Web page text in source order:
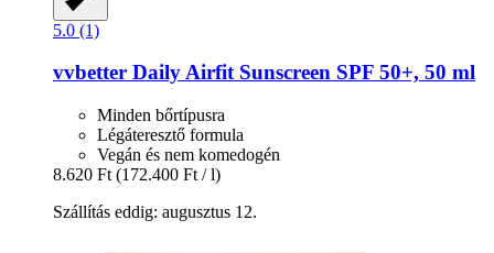
5.0 (1)
vvbetter Daily Airfit Sunscreen SPF 50+, 50 ml
Minden bőrtípusra
Légáteresztő formula
Vegán és nem komedogén
8.620 Ft (172.400 Ft / l)
Szállítás eddig: augusztus 12.